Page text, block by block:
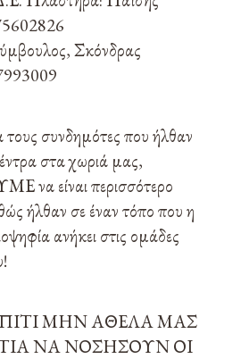
Σκόνδρας
συνδημότες που ήλθαν
στα χωριά μας,
είναι περισσότερο
ήλθαν σε έναν τόπο που η
ανήκει στις ομάδες
ΜΗΝ ΑΘΕΛΑ ΜΑΣ
ΝΑ ΝΟΣΗΣΟΥΝ ΟΙ